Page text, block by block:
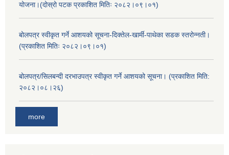
योजना।(दोस्रो पटक प्रकाशित मितिः २०८२।०९।०१)
बोलपत्र स्वीकृत गर्ने आशयको सूचना-दिक्तेल-खार्मी-पाथेका सडक स्तरोन्नती।
(प्रकाशित मितिः २०८२।०९।०१)
बोलपत्र/सिलबन्दी दरभाउपत्र स्वीकृत गर्ने आशयको सूचना। (प्रकाशित मिति:
२०८२।०८।२६)
more